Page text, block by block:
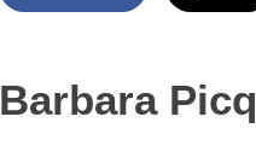
Barbara Picq